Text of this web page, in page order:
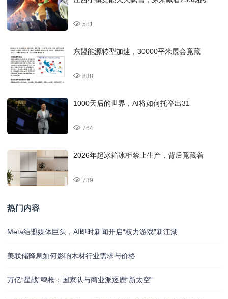
581
东盟能源转型加速，30000平米展会竟藏
838
1000天后的世界，AI将如何托举出31
764
2026年起冰箱冰柜禁止生产，背后竟藏着
739
热门内容
Meta结盟媒体巨头，AI即时新闻开启“权力游戏”新江湖
美联储降息如何影响木材行业需求与价格
万亿“星战”鸣枪：国家队与商业派逐鹿“新太空”